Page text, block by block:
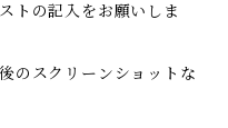
トの記入をお願いしま
のスクリーンショットな